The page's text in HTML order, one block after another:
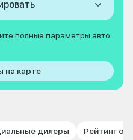
полные параметры авто
на карте
дилеры Рейтинг